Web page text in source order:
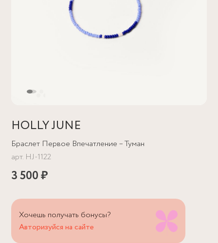
HOLLY JUNE
Браслет Первое Впечатление – Туман
арт. HJ-1122
3 500 ₽
Хочешь получать бонусы?
Авторизуйся на сайте